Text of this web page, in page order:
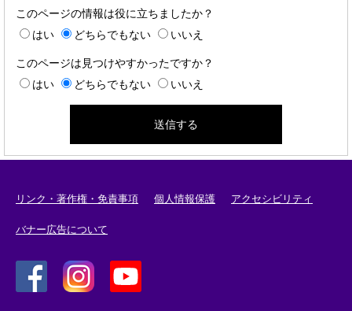
このページの情報は役に立ちましたか？
はい
どちらでもない いいえ
このページは見つけやすかったですか？
はい
どちらでもない いいえ
リンク・著作権・免責事項 個人情報保護 アクセシビリティ
バナー広告について